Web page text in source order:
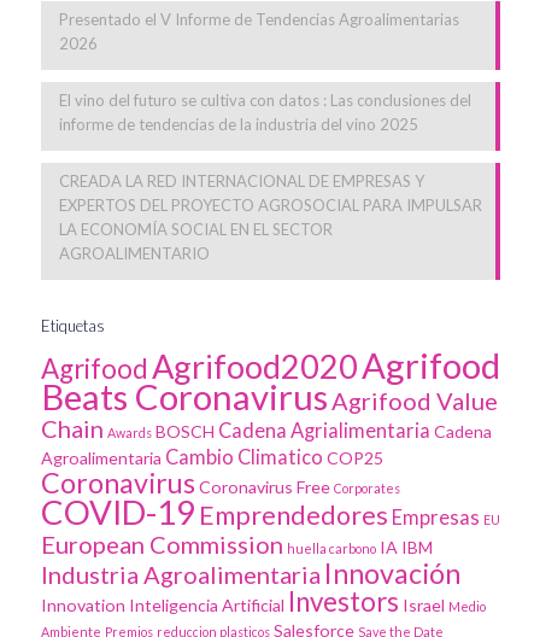
Presentado el V Informe de Tendencias Agroalimentarias
2026
El vino del futuro se cultiva con datos : Las conclusiones del
informe de tendencias de la industria del vino 2025
CREADA LA RED INTERNACIONAL DE EMPRESAS Y
EXPERTOS DEL PROYECTO AGROSOCIAL PARA IMPULSAR
LA ECONOMÍA SOCIAL EN EL SECTOR
AGROALIMENTARIO
Etiquetas
AgrifoodAgrifood2020Agrifood
Beats CoronavirusAgrifood Value
Chain Awards BOSCH Cadena Agrialimentaria Cadena
Agroalimentaria Cambio Climatico COP25
Coronavirus Coronavirus Free Corporates
COVID-19 Emprendedores Empresas EU
European Commission huella carbono IA IBM
Industria Agroalimentaria Innovación
Innovation Inteligencia Artificial Investors Israel Medio
Ambiente Premios reduccion plasticos Salesforce Save the Date